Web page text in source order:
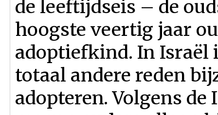
de leeftijdseis – de
hoogste veertig jaar
adoptiefkind. In Israël
totaal andere reden
adopteren. Volgens